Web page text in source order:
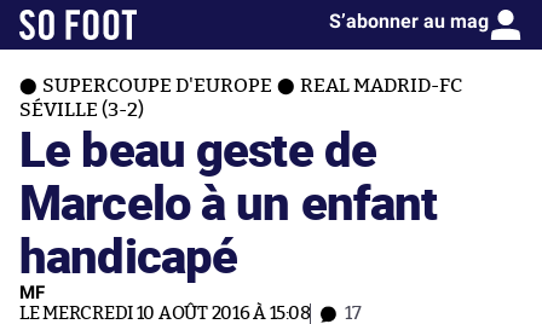
S’abonner au mag
SUPERCOUPE D'EUROPE
REAL MADRID-FC
SÉVILLE (3-2)
Le beau geste de
Marcelo à un enfant
handicapé
MF
LE MERCREDI 10 AOÛT 2016 À 15:08 17